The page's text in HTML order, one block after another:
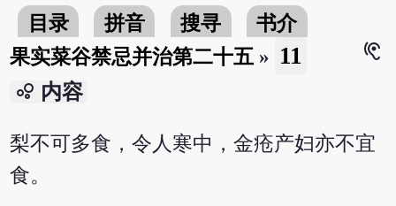
目录 拼音 搜寻
书介
果实菜谷禁忌并治第二十五 » 11
hearing
bubble_chart 内容
梨不可多食，令人寒中，金疮产妇亦不宜
食。